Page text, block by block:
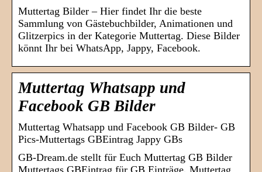
Muttertag Bilder – Hier findet Ihr die beste
Sammlung von Gästebuchbilder, Animationen und
Glitzerpics in der Kategorie Muttertag. Diese Bilder
könnt Ihr bei WhatsApp, Jappy, Facebook.
Muttertag Whatsapp und
Facebook GB Bilder
Muttertag Whatsapp und Facebook GB Bilder- GB
Pics-Muttertags GBEintrag Jappy GBs
GB-Dream.de stellt für Euch Muttertag GB Bilder